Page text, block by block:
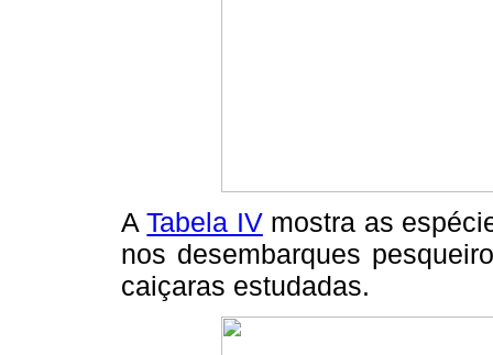
ATabela IVmostra as
nos desembarques
caiçaras estudadas.